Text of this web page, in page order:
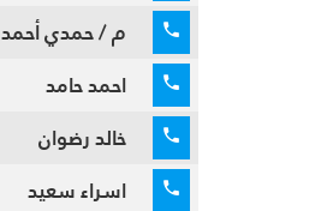
م / حمدي أحمد
احمد حامد
خالد رضوان
اسراء سعيد